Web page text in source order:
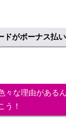
ドがボーナス払
々な理由がある
う！